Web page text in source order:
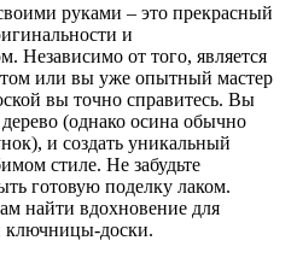
руками – это прекрасный
и
Независимо от того, является
или вы уже опытный мастер
вы точно справитесь. Вы
(однако осина обычно
и создать уникальный
стиле. Не забудьте
готовую поделку лаком.
найти вдохновение для
ключницы-доски.